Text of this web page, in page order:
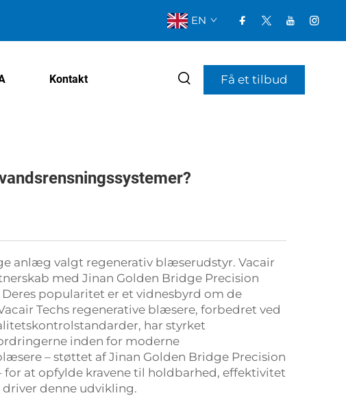
EN
Kontakt Få et tilbud
anlæg valgt regenerativ blæserudstyr. Vacair
med Jinan Golden Bridge Precision
popularitet er et vidnesbyrd om de
Techs regenerative blæsere, forbedret ved
har styrket
inden for moderne
– støttet af Jinan Golden Bridge Precision
at opfylde kravene til holdbarhed, effektivitet
denne udvikling.